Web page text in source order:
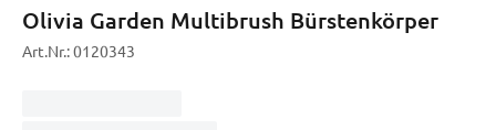
Olivia Garden Multibrush Bürstenkörper
Art.Nr.:0120343